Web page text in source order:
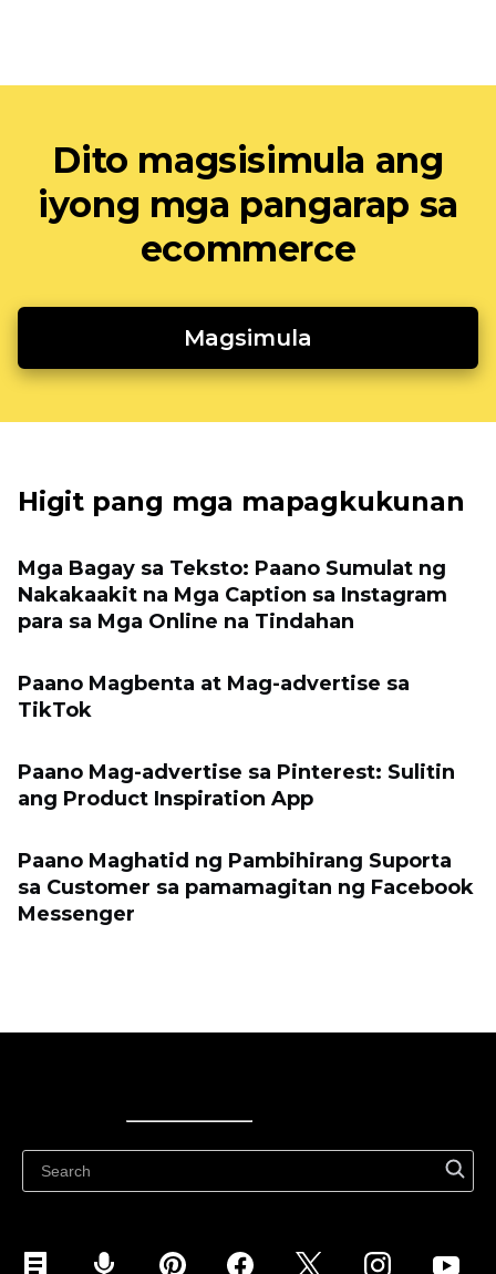
Dito magsisimula ang
iyong mga pangarap sa
ecommerce
Magsimula
Higit pang mga mapagkukunan
Mga Bagay sa Teksto: Paano Sumulat ng
Nakakaakit na Mga Caption sa Instagram
para sa Mga Online na Tindahan
Paano Magbenta at Mag-advertise sa
TikTok
Paano Mag-advertise sa Pinterest: Sulitin
ang Product Inspiration App
Paano Maghatid ng Pambihirang Suporta
sa Customer sa pamamagitan ng Facebook
Messenger